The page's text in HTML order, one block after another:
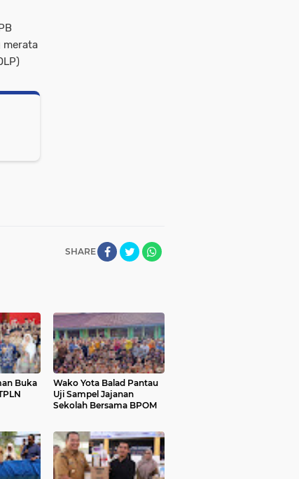
merata
SHARE
Buka
Wako Yota Balad Pantau
Uji Sampel Jajanan
Sekolah Bersama BPOM